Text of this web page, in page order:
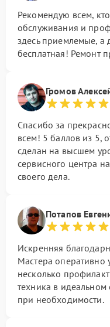
Рекомендую всем,
обслуживания и
здесь приемлемые, а
бесплатная! Ремонт
Громов
Спасибо за
всем! 5 баллов из 5,
сделан на высшем
сервисного центра
своего дела.
Потапов
Искренняя
Мастера оперативно
несколько
техника в идеальном
при необходимости.